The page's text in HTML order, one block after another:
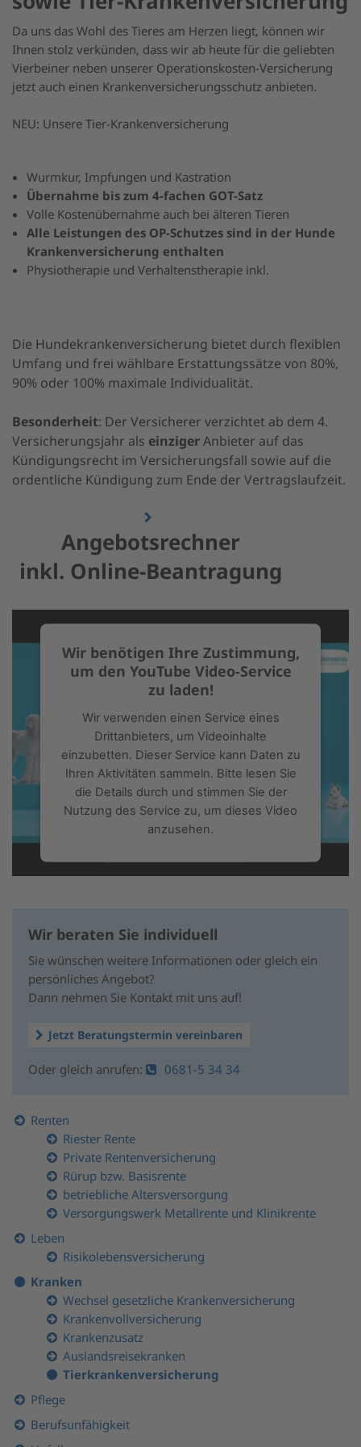
Kontakt
Erstinformation
ESG-Informationen
Nachhaltigkeitsstrategie
Da uns das Wohl des Tieres am Herzen liegt, können wir
Ihnen stolz verkünden, dass wir ab heute für die geliebten
Vierbeiner neben unserer Operationskosten-Versicherung
jetzt auch einen Krankenversicherungsschutz anbieten.
NEU: Unsere Tier-Krankenversicherung
Wurmkur, Impfungen und Kastration
Übernahme bis zum 4-fachen GOT-Satz
Volle Kostenübernahme auch bei älteren Tieren
Alle Leistungen des OP-Schutzes sind in der Hunde
Krankenversicherung enthalten
Physiotherapie und Verhaltenstherapie inkl.
Die Hundekrankenversicherung bietet durch flexiblen
Umfang und frei wählbare Erstattungssätze von 80%,
90% oder 100% maximale Individualität.
Besonderheit: Der Versicherer verzichtet ab dem 4.
Versicherungsjahr als einzigerAnbieter auf das
Kündigungsrecht im Versicherungsfall sowie auf die
ordentliche Kündigung zum Ende der Vertragslaufzeit.
Angebotsrechner
inkl. Online-Beantragung
Wir benötigen Ihre Zustimmung,
um den YouTube Video-Service
zu laden!
Wir verwenden einen Service eines
Drittanbieters, um Videoinhalte
einzubetten. Dieser Service kann Daten zu
Ihren Aktivitäten sammeln. Bitte lesen Sie
die Details durch und stimmen Sie der
Nutzung des Service zu, um dieses Video
anzusehen.
Mehr Informationen
Management Platform&eRecht24
Wir beraten Sie individuell
Sie wünschen weitere Informationen oder gleich ein
persönliches Angebot?
Dann nehmen Sie Kontakt mit uns auf!
Jetzt Beratungstermin vereinbaren
Oder gleich anrufen: 0681-5 34 34
Renten
Riester Rente
Private Rentenversicherung
Rürup bzw. Basisrente
betriebliche Altersversorgung
Versorgungswerk Metallrente und Klinikrente
Leben
Risikolebensversicherung
Kranken
Wechsel gesetzliche Krankenversicherung
Krankenvollversicherung
Krankenzusatz
Auslandsreisekranken
Tierkrankenversicherung
Pflege
Berufsunfähigkeit